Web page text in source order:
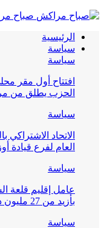
صباح
الرئيسية
سياسة
سياسة
افتتاح أول مقر
الحزب يطلق من
سياسة
الاتحاد الاشتراكي
العام لفرع قيادة
سياسة
عامل إقليم قلعة
بأزيد من 27 مليون درهم احتفاءً…
سياسة